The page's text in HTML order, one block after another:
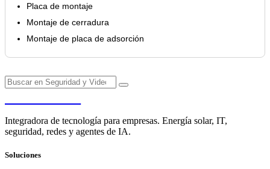
Placa de montaje
Montaje de cerradura
Montaje de placa de adsorción
Integradora de tecnología para empresas. Energía solar, IT,
seguridad, redes y agentes de IA.
Soluciones